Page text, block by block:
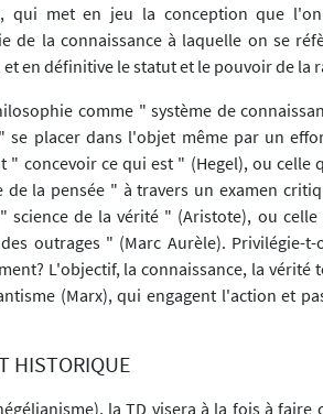
qui met en jeu la conception que
de la connaissance à laquelle on se
en définitive le statut et le pouvoir de la
comme " système de
se placer dans l'objet même par un
concevoir ce qui est " (Hegel), ou celle
la pensée " à travers un examen
science de la vérité " (Aristote), ou
outrages " (Marc Aurèle). Privilégie-
L'objectif, la connaissance, la vérité
(Marx), qui engagent l'action et
HISTORIQUE
la TD visera à la fois à faire